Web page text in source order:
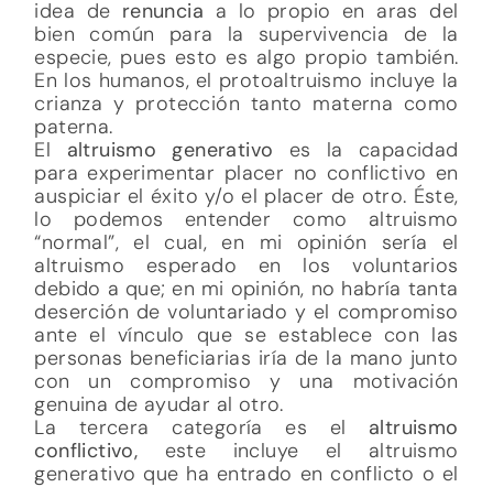
idea de renuncia a lo propio en aras del
bien común para la supervivencia de la
especie, pues esto es algo propio también.
En los humanos, el protoaltruismo incluye la
crianza y protección tanto materna como
paterna.
El altruismo generativo es la capacidad
para experimentar placer no conflictivo en
auspiciar el éxito y/o el placer de otro. Éste,
lo podemos entender como altruismo
“normal”, el cual, en mi opinión sería el
altruismo esperado en los voluntarios
debido a que; en mi opinión, no habría tanta
deserción de voluntariado y el compromiso
ante el vínculo que se establece con las
personas beneficiarias iría de la mano junto
con un compromiso y una motivación
genuina de ayudar al otro.
La tercera categoría es el altruismo
conflictivo, este incluye el altruismo
generativo que ha entrado en conflicto o el